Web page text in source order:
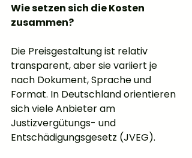
Wie setzen sich die Kosten
zusammen?
Die Preisgestaltung ist relativ
transparent, aber sie variiert je
nach Dokument, Sprache und
Format. In Deutschland orientieren
sich viele Anbieter am
Justizvergütungs- und
Entschädigungsgesetz (JVEG).